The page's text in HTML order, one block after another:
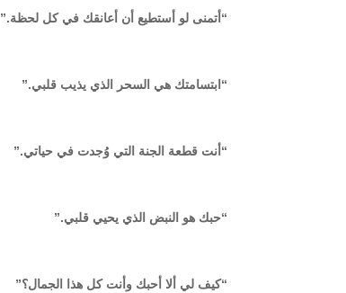
“أتمنى لو أستطيع أن أعانقك في كل لحظة.”
“ابتسامتك هي السحر الذي يذيب قلبي.”
“أنت قطعة الجنة التي وُجدت في حياتي.”
“حبك هو النبض الذي يحيي قلبي.”
“كيف لي ألا أحبك وأنت كل هذا الجمال؟”